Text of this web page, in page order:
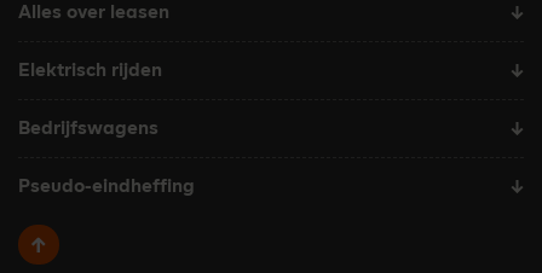
Alles over leasen
Elektrisch rijden
Bedrijfswagens
Pseudo-eindheffing
Terug naar boven